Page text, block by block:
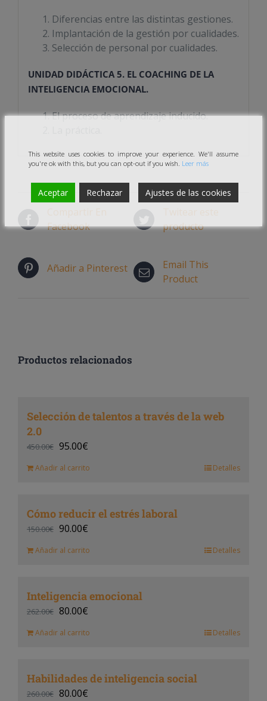
Diferencias entre las distintas gestiones.
Implantación de la gestión por cualidades.
Selección de personal por cualidades.
UNIDAD DIDÁCTICA 5. EL COACHING DE LA
INTELIGENCIA EMOCIONAL.
El proceso de aprendizaje inducido.
Facebook
producto
Añadir a Pinterest
Email This
Product
Productos relacionados
Selección de talentos a través de la web
2.0
450.00€ 95.00€
Añadir al carrito Detalles
Cómo reducir el estrés laboral
150.00€ 90.00€
Añadir al carrito Detalles
Inteligencia emocional
262.00€ 80.00€
Añadir al carrito Detalles
Habilidades de inteligencia social
260.00€ 80.00€
This website uses cookies to improve your experience. We'll assume
you're ok with this, but you can opt-out if you wish. Leer más
Aceptar Rechazar Ajustes de las cookies